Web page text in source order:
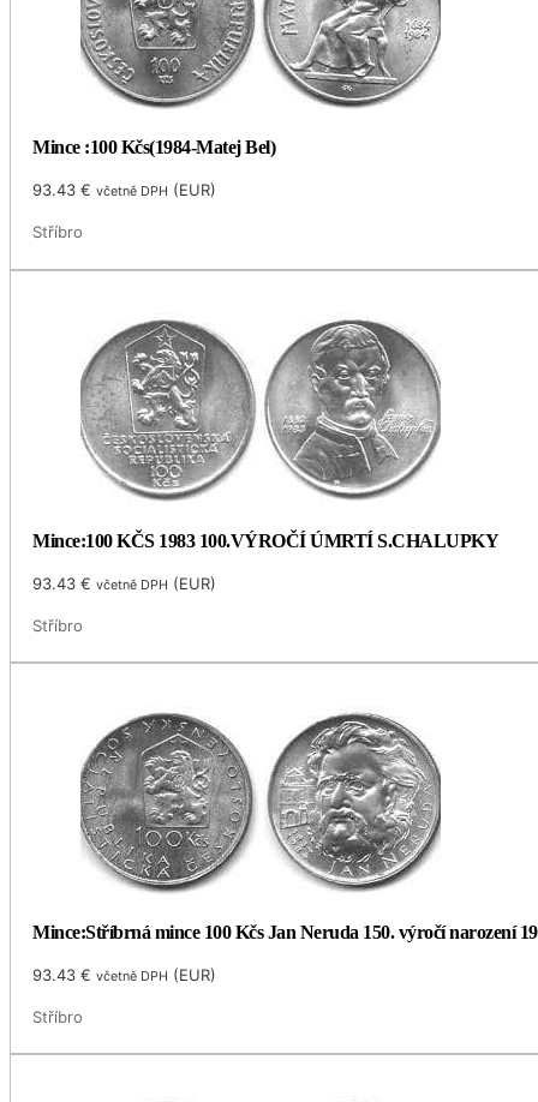
Mince :100 Kčs(1984-Matej Bel)
93.43€ včetně DPH (EUR)
Stříbro
Mince:100 KČS 1983 100.VÝROČÍ ÚMRTÍ S.CHALUPKY
93.43€ včetně DPH (EUR)
Stříbro
Mince:Stříbrná mince 100 Kčs Jan Neruda 150. výročí narození
93.43€ včetně DPH (EUR)
Stříbro